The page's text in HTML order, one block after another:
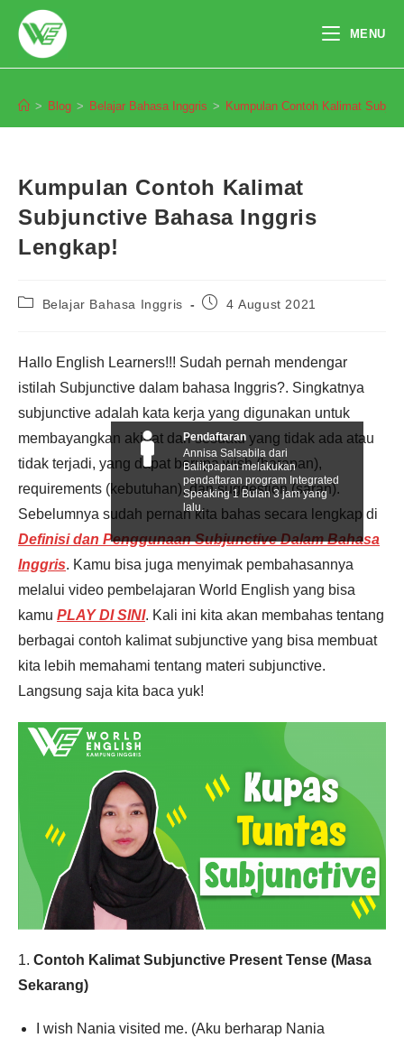
content
MENU
> Blog > Belajar Bahasa Inggris > Kumpulan Contoh Kalimat
Kumpulan Contoh Kalimat
Subjunctive Bahasa Inggris
Lengkap!
PostBelajar Bahasa Inggris
Post4 August 2021
Hallo English Learners!!! Sudah pernah mendengar
istilah Subjunctive dalam bahasa Inggris?. Singkatnya
subjunctive adalah kata kerja yang digunakan untuk
membayangkan akibat dari sesuatu yang tidak ada atau
tidak terjadi, yang dapat berupa wish (harapan),
requirements (kebutuhan), dan suggestion (saran).
Sebelumnya sudah pernah kita bahas secara lengkap di
Definisi dan Penggunaan Subjunctive Dalam Bahasa
Inggris. Kamu bisa juga menyimak pembahasannya
melalui video pembelajaran World English yang bisa
kamu PLAY DI SINI. Kali ini kita akan membahas tentang
berbagai contoh kalimat subjunctive yang bisa membuat
kita lebih memahami tentang materi subjunctive.
Langsung saja kita baca yuk!
1. Contoh Kalimat Subjunctive Present Tense (Masa
Sekarang)
I wish Nania visited me. (Aku berharap Nania
Pendaftaran
Annisa Salsabila dari
Balikpapan melakukan
pendaftaran program Integrated
Speaking 1 Bulan 3 jam yang
lalu.